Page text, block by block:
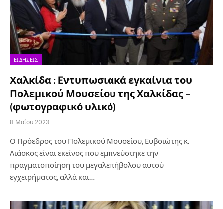
ΕΙΔΉΣΕΙΣ
Χαλκίδα : Eντυπωσιακά εγκαίνια του
Πολεμικού Μουσείου της Χαλκίδας –
(φωτογραφικό υλικό)
8 Μαΐου 2023
Ο Πρόεδρος του Πολεμικού Μουσείου, Ευβοιώτης κ.
Λιάσκος είναι εκείνος που εμπνεύστηκε την
πραγματοποίηση του μεγαλεπήβολου αυτού
εγχειρήματος, αλλά και…